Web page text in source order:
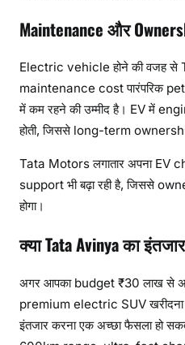
Maintenance और
Electric vehicle होने की वजह से
maintenance cost पारंपरिक
में कम रहने की उम्मीद है। EV में
होती, जिससे long-term
Tata Motors लगातार अपना
support भी बढ़ा रही है, जिससे
होगा।
क्या Tata Avinya का
अगर आपका budget ₹30 लाख से
premium electric SUV खरीदना
इंतजार करना एक अच्छा फैसला हो